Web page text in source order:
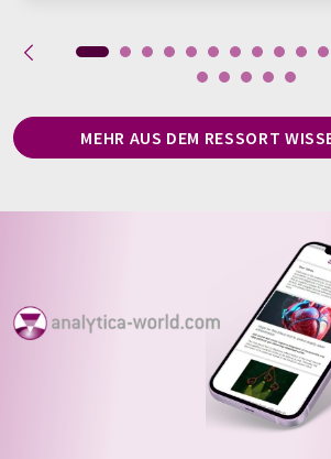
MEHR AUS DEM RESSORT